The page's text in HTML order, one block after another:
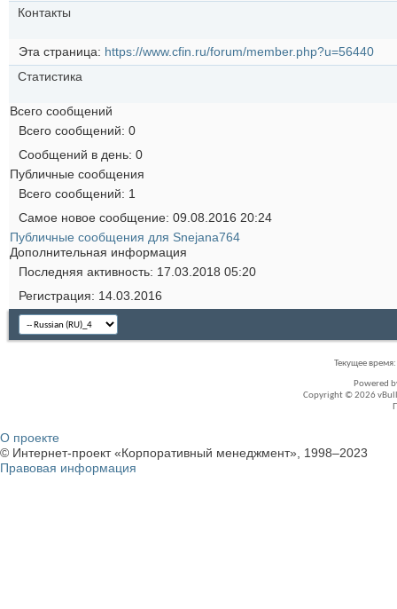
Контакты
Эта страница
https://www.cfin.ru/forum/member.php?u=56440
Статистика
Всего сообщений
Всего сообщений 0
Сообщений в день 0
Публичные сообщения
Всего сообщений
1
Самое новое сообщение 09.08.2016 20:24
Публичные сообщения для Snejana764
Дополнительная информация
Последняя активность 17.03.2018 05:20
Регистрация
14.03.2016
Текущее время:
Powered
Copyright © 2026
О проекте
© Интернет-проект «Корпоративный менеджмент», 1998–2023
Правовая информация